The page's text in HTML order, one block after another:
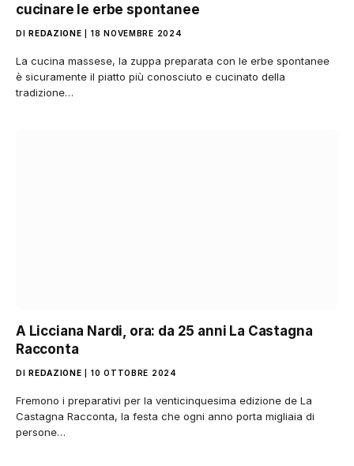
cucinare le erbe spontanee
DI REDAZIONE 18 NOVEMBRE 2024
La cucina massese, la zuppa preparata con le erbe spontanee
è sicuramente il piatto più conosciuto e cucinato della
tradizione…
A Licciana Nardi, ora: da 25 anni La Castagna
Racconta
DI REDAZIONE 10 OTTOBRE 2024
Fremono i preparativi per la venticinquesima edizione de La
Castagna Racconta, la festa che ogni anno porta migliaia di
persone…